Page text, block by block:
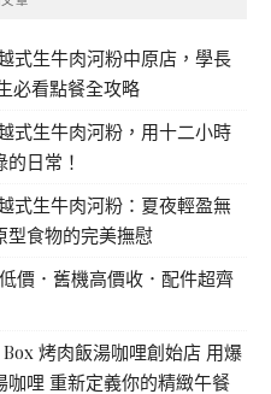
式生牛肉河粉中原店，學長
必看點餐全攻略
式生牛肉河粉，用十二小時
日常！
式生牛肉河粉：夏夜輕盈無
型食物的完美撫慰
價．舊機高價收．配件超齊
烤肉飯湯咖哩創始店 用爆
哩 重新定義你的精緻午餐